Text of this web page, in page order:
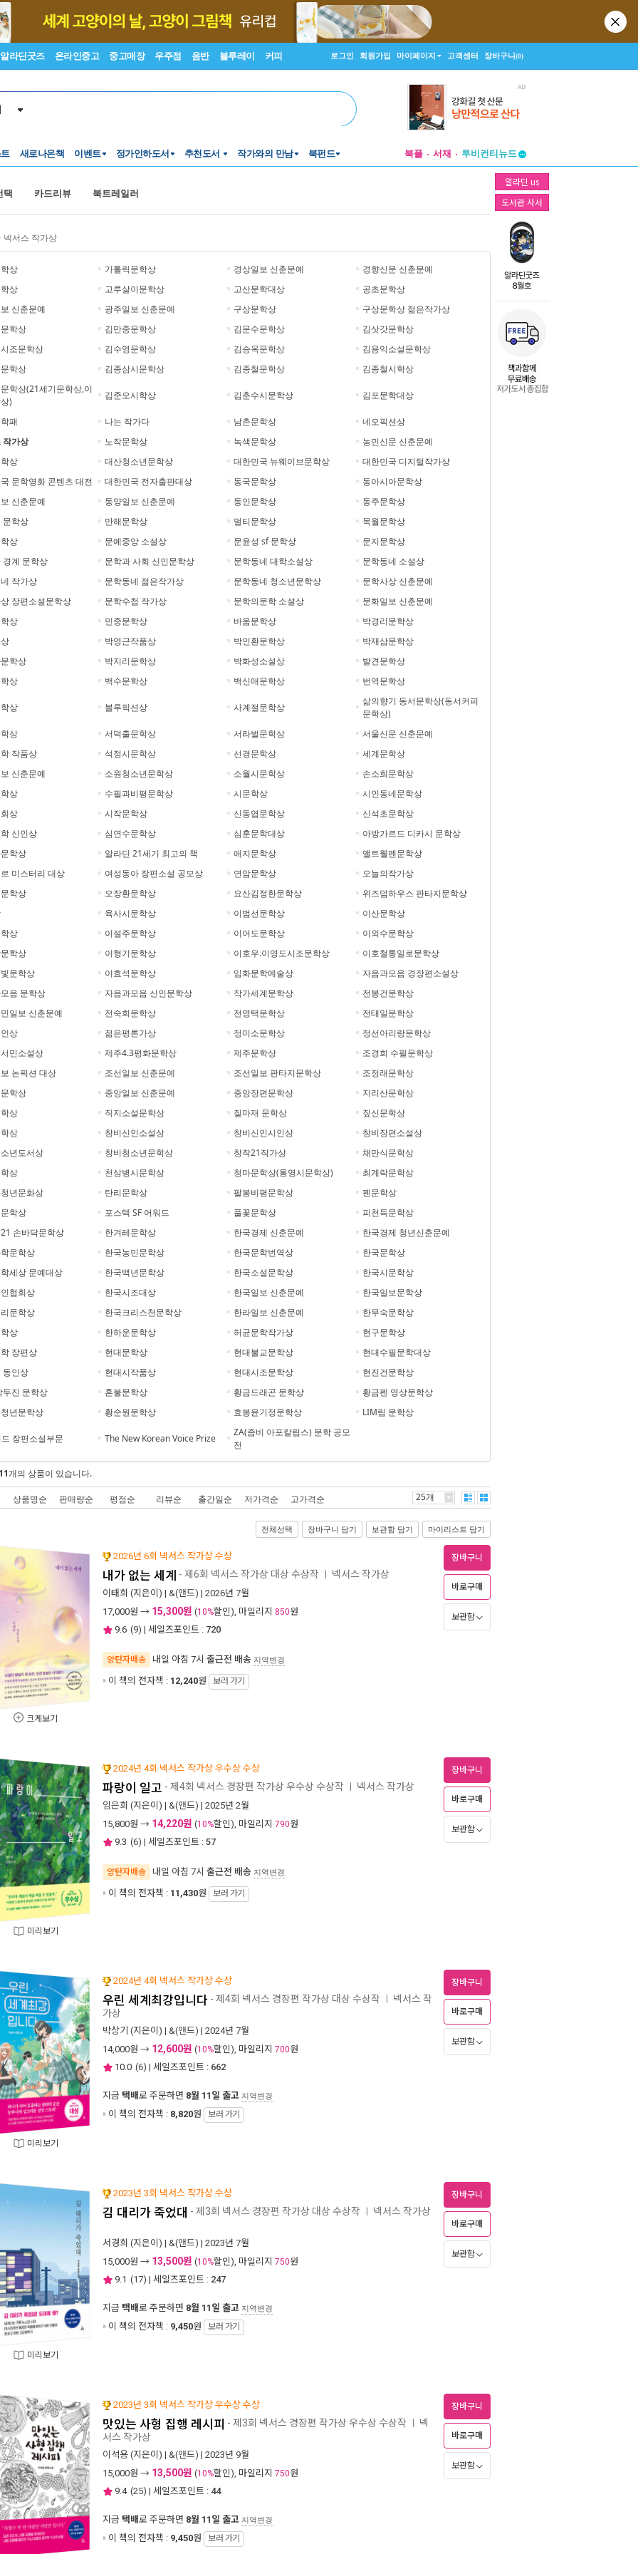
알라딘굿즈 온라인중고 중고매장 우주점 음반 블루레이 커피 로그인 회원가입 마이페이지 고객센터 장바구니(0)
새로나온책 이벤트 정가인하도서 추천도서 작가와의 만남 북펀드 북플 서재
투비컨티뉴드
창작플랫폼
투비컨티뉴드
알라딘 us
도서관 사서
택 카드리뷰 북트레일러
넥서스 작가상
상 가톨릭문학상 경상일보 신춘문예
경향신문 신춘문예
상
고루살이문학상 고산문학대상
공초문학상
신춘문예
광주일보 신춘문예 구상문학상
구상문학상 젊은작가상
학상
김만중문학상 김문수문학상
김삿갓문학상
조문학상
김수영문학상 김승옥문학상
김용익소설문학상
학상
김종삼시문학상 김종철문학상
김종철시학상
학상(21세기문학상,이
)
김준오시학상 김춘수시문학상 김포문학대상
패 나는 작가다 남촌문학상
네오픽션상
작가상
노작문학상 녹색문학상
농민신문 신춘문예
상
대산청소년문학상 대한민국 뉴웨이브문학상
대한민국 디지털작가상
문학영화 콘텐츠 대전
대한민국 전자출판대상 동국문학상
동아시아문학상
신춘문예
동양일보 신춘문예 동인문학상
동주문학상
문학상
만해문학상 멀티문학상
목월문학상
상
문예중앙 소설상 문윤성 sf 문학상
문지문학상
경계 문학상
문학과 사회 신인문학상 문학동네 대학소설상
문학동네 소설상
작가상
문학동네 젊은작가상 문학동네 청소년문학상
문학사상 신춘문예
장편소설문학상
문학수첩 작가상 문학의문학 소설상
문화일보 신춘문예
상
민중문학상 바움문학상
박경리문학상
박영근작품상 박인환문학상
박재삼문학상
학상
박지리문학상 박화성소설상
발견문학상
상
백수문학상 백신애문학상 번역문학상
상 블루픽션상 사계절문학상
삶의향기 동서문학상(동서커피
문학상)
상
서덕출문학상 서라벌문학상
서울신문 신춘문예
작품상
석정시문학상 선경문학상
세계문학상
신춘문예
소원청소년문학상 소월시문학상
손소희문학상
상
수필과비평문학상 시문학상
시인동네문학상
상
시작문학상 신동엽문학상
신석초문학상
신인상
심연수문학상 심훈문학대상
아방가르드 디카시 문학상
학상
알라딘 21세기 최고의 책 애지문학상
앨트웰펜문학상
미스터리 대상
여성동아 장편소설 공모상 연암문학상
오늘의작가상
학상
오장환문학상 요산김정한문학상
위즈덤하우스 판타지문학상
육사시문학상 이범선문학상
이산문학상
상
이설주문학상 이어도문학상
이외수문학상
학상
이형기문학상 이호우.이영도시조문학상
이호철통일로문학상
문학상
이효석문학상 임화문학예술상
자음과모음 경장편소설상
음 문학상
자음과모음 신인문학상 작가세계문학상
전봉건문학상
일보 신춘문예
전숙희문학상 전영택문학상
전태일문학상
상
젊은평론가상 정미소문학상
정선아리랑문학상
민소설상
제주4.3평화문학상 제주문학상
조경희 수필문학상
논픽션 대상
조선일보 신춘문예 조선일보 판타지문학상
조정래문학상
학상
중앙일보 신춘문예 중앙장편문학상
지리산문학상
상
직지소설문학상 질마재 문학상
짚신문학상
상
창비신인소설상 창비신인시인상
창비장편소설상
년도서상
창비청소년문학상 창작21작가상
채만식문학상
상
천상병시문학상 청마문학상(통영시문학상)
최계락문학상
년문화상
탄리문학상 팔봉비평문학상
펜문학상
학상
포스텍 SF 어워드 풀꽃문학상
피천득문학상
손바닥문학상
한겨레문학상 한국경제 신춘문예
한국경제 청년신춘문예
문학상
한국농민문학상 한국문학번역상
한국문학상
세상 문예대상
한국백년문학상 한국소설문학상
한국시문학상
협회상
한국시조대상 한국일보 신춘문예
한국일보문학상
문학상
한국크리스천문학상 한라일보 신춘문예
한무숙문학상
상
한하운문학상 허균문학작가상
현구문학상
장편상
현대문학상 현대불교문학상
현대수필문학대상
동인상
현대시작품상 현대시조문학상
현진건문학상
두진 문학상
혼불문학상 황금드래곤 문학상
황금펜 영상문학상
년문학상
황순원문학상 효봉윤기정문학상 LIM림 문학상
장편소설부문 The New Korean Voice Prize
ZA(좀비 아포칼립스) 문학 공모
전
개의 상품이 있습니다.
상품명순 판매량순 평점순 리뷰순 출간일순 저가격순 고가격순 25개
전체선택 장바구니 담기 보관함 담기 마이리스트 담기
크게보기
2026년 6회 넥서스 작가상 수상
내가 없는 세계 - 제6회 넥서스 작가상 대상 수상작 넥서스 작가상
이태희 (지은이) | &(앤드) | 2026년 7월
17,000원 → 15,300원 (10%할인), 마일리지 850원
9.6 (9) | 세일즈포인트 : 720
양탄자배송 내일 아침 7시 출근전 배송 지역변경
이 책의 전자책 : 12,240원 보러 가기
장바구니
바로구매
보관함
미리보기
2024년 4회 넥서스 작가상 우수상 수상
파랑이 일고 - 제4회 넥서스 경장편 작가상 우수상 수상작 넥서스 작가상
임은희 (지은이) | &(앤드) | 2025년 2월
15,800원 → 14,220원 (10%할인), 마일리지 790원
9.3 (6) | 세일즈포인트 : 57
양탄자배송 내일 아침 7시 출근전 배송 지역변경
이 책의 전자책 : 11,430원 보러 가기
장바구니
바로구매
보관함
미리보기
2024년 4회 넥서스 작가상 수상
우린 세계최강입니다 - 제4회 넥서스 경장편 작가상 대상 수상작 넥서스 작
가상
박상기 (지은이) | &(앤드) | 2024년 7월
14,000원 → 12,600원 (10%할인), 마일리지 700원
10.0 (6) | 세일즈포인트 : 662
지금 택배로 주문하면 8월 11일 출고 지역변경
이 책의 전자책 : 8,820원 보러 가기
장바구니
바로구매
보관함
미리보기
2023년 3회 넥서스 작가상 수상
김 대리가 죽었대 - 제3회 넥서스 경장편 작가상 대상 수상작 넥서스 작가상
서경희 (지은이) | &(앤드) | 2023년 7월
15,000원 → 13,500원 (10%할인), 마일리지 750원
9.1 (17) | 세일즈포인트 : 247
지금 택배로 주문하면 8월 11일 출고 지역변경
이 책의 전자책 : 9,450원 보러 가기
장바구니
바로구매
보관함
2023년 3회 넥서스 작가상 우수상 수상
맛있는 사형 집행 레시피 - 제3회 넥서스 경장편 작가상 우수상 수상작 넥
서스 작가상
이석용 (지은이) | &(앤드) | 2023년 9월
15,000원 → 13,500원 (10%할인), 마일리지 750원
9.4 (25) | 세일즈포인트 : 44
지금 택배로 주문하면 8월 11일 출고 지역변경
이 책의 전자책 : 9,450원 보러 가기
장바구니
바로구매
보관함